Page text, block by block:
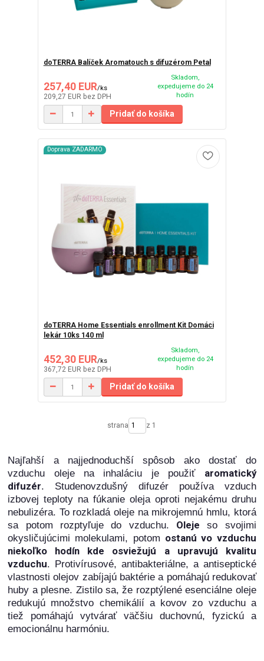
doTERRA Balíček Aromatouch s difuzérom Petal
257,40 EUR/ks
209,27 EUR bez DPH
Skladom,
expedujeme do 24
hodín
Pridať do košíka
Doprava ZADARMO
doTERRA Home Essentials enrollment Kit Domáci
lekár 10ks 140 ml
452,30 EUR/ks
367,72 EUR bez DPH
Skladom,
expedujeme do 24
hodín
Pridať do košíka
strana z 1
Najľahší a najjednoduchší spôsob ako dostať do
vzduchu oleje na inhaláciu je použiť aromatický
difuzér. Studenovzdušný difuzér používa vzduch
izbovej teploty na fúkanie oleja oproti nejakému druhu
nebulizéra. To rozkladá oleje na mikrojemnú hmlu, ktorá
sa potom rozptyľuje do vzduchu. Oleje so svojimi
okysličujúcimi molekulami, potom ostanú vo vzduchu
niekoľko hodín kde osviežujú a upravujú kvalitu
vzduchu. Protivírusové, antibakteriálne, a antiseptické
vlastnosti olejov zabíjajú baktérie a pomáhajú redukovať
huby a plesne. Zistilo sa, že rozptýlené esenciálne oleje
redukujú množstvo chemikálií a kovov zo vzduchu a
tiež pomáhajú vytvárať väčšiu duchovnú, fyzickú a
emocionálnu harmóniu.